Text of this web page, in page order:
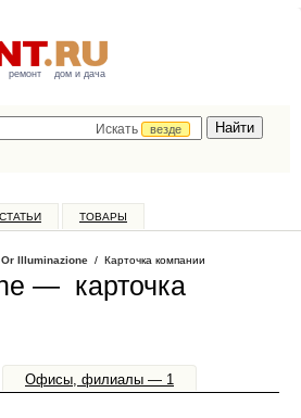
ремонт дом и дача
Искать
везде
СТАТЬИ ТОВАРЫ
Or Illuminazione / Карточка компании
— карточка
Офисы, филиалы — 1